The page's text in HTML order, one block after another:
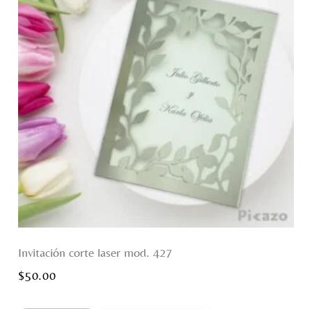
Invitación corte laser mod. 427
$50.00